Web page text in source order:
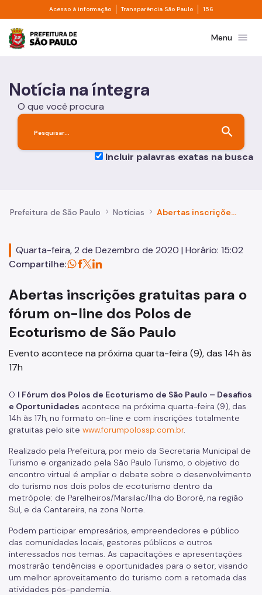
Pular para o Conteúdo principal
Acesso à informação Divisor de acesso à informação
Transparência São Paulo Divisor de
156
Prefeitura de São PauloMenu menu
Notícia na íntegra
O que você procura
search
Incluir palavras exatas na busca
Prefeitura de São Paulo Notícias Abertas inscrições gratuitas para o fórum on-line dos Polos de Ecoturismo de São Paulo
Quarta-feira, 2 de Dezembro de 2020 | Horário: 15:02
Compartilhe:
Abertas inscrições gratuitas para o
fórum on-line dos Polos de
Ecoturismo de São Paulo
Evento acontece na próxima quarta-feira (9), das 14h às
17h
O I Fórum dos Polos de Ecoturismo de São Paulo – Desafios
e Oportunidades acontece na próxima quarta-feira (9), das
14h às 17h, no formato on-line e com inscrições totalmente
gratuitas pelo site www.forumpolossp.com.br.
Realizado pela Prefeitura, por meio da Secretaria Municipal de
Turismo e organizado pela São Paulo Turismo, o objetivo do
encontro virtual é ampliar o debate sobre o desenvolvimento
do turismo nos dois polos de ecoturismo dentro da
metrópole: de Parelheiros/Marsilac/Ilha do Bororé, na região
Sul, e da Cantareira, na zona Norte.
Podem participar empresários, empreendedores e público
das comunidades locais, gestores públicos e outros
interessados nos temas. As capacitações e apresentações
mostrarão tendências e oportunidades para o setor, visando
um melhor aproveitamento do turismo com a retomada das
atividades pós-pandemia.